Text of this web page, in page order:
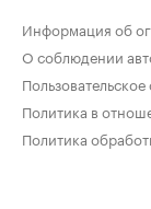
Информация об
О соблюдении
Политика в
Политика